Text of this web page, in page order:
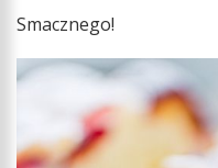
Smacznego!